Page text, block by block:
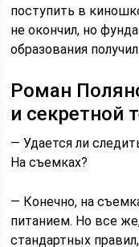
поступить в
не окончил, но
образования получил.
Роман
и секретной
— Удается ли
На съемках?
— Конечно, на
питанием. Но все
стандартных